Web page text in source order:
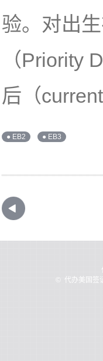
验。对出
（Priority
后（
● EB2 ● EB3
代办美国签